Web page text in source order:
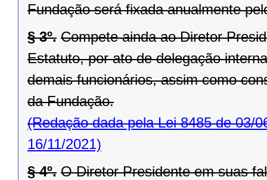
Fundação será fixada anualmente
§ 3º. Compete ainda ao Diretor
Estatuto, por ato de delegação
demais funcionários, assim como
da Fun­dação.
(Redação dada pela Lei 8485 de 03/
16/11/2021)
§ 4º. O Diretor Presidente em suas